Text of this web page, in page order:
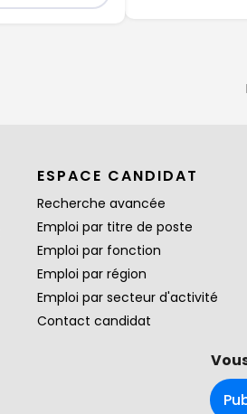
ESPACE CANDIDAT
Recherche avancée
Emploi par titre de poste
Emploi par fonction
Emploi par région
Emploi par secteur d'activité
Contact candidat